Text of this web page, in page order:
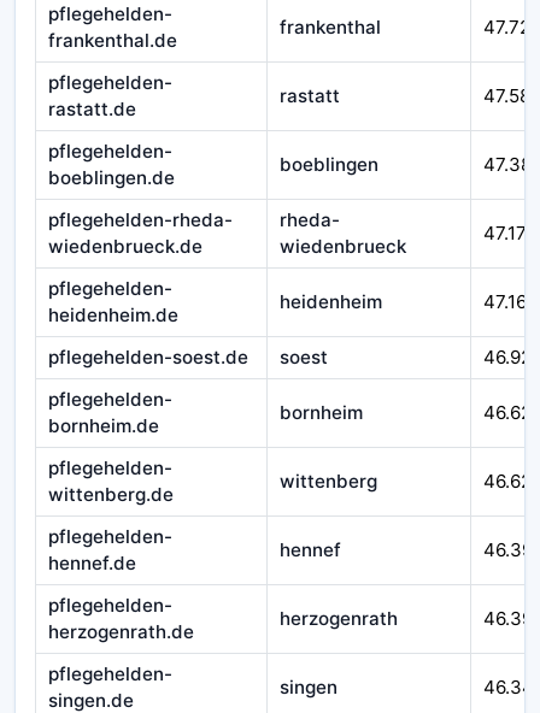
pflegehelden-
frankenthal.de
frankenthal 47.727
pflegehelden-
rastatt.de
rastatt 47.586
pflegehelden-
boeblingen.de
boeblingen
pflegehelden-rheda-
wiedenbrueck.de
rheda-
wiedenbrueck
47.177
pflegehelden-
heidenheim.de
heidenheim 47.164
pflegehelden-soest.de soest
pflegehelden-
bornheim.de
bornheim
pflegehelden-
wittenberg.de
wittenberg 46.621
pflegehelden-
hennef.de
hennef
pflegehelden-
herzogenrath.de
herzogenrath
pflegehelden-
singen.de
singen